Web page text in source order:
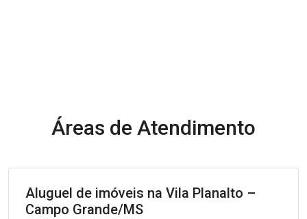
Áreas de Atendimento
Aluguel de imóveis na Vila Planalto –
Campo Grande/MS